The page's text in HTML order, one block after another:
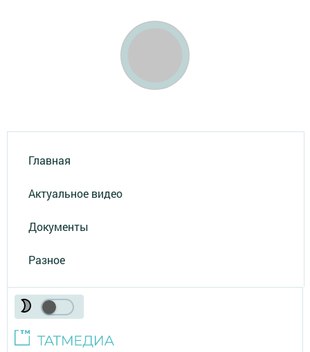
Главная
Актуальное видео
Документы
Разное